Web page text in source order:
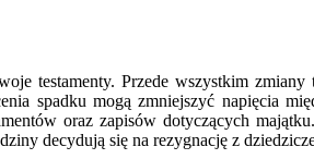
testamenty. Przede wszystkim
spadku mogą zmniejszyć napięcia
oraz zapisów dotyczących
decydują się na rezygnację z